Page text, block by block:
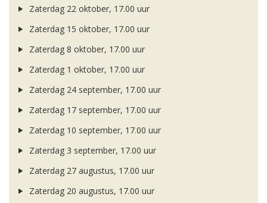
Zaterdag 22 oktober, 17.00 uur
Zaterdag 15 oktober, 17.00 uur
Zaterdag 8 oktober, 17.00 uur
Zaterdag 1 oktober, 17.00 uur
Zaterdag 24 september, 17.00 uur
Zaterdag 17 september, 17.00 uur
Zaterdag 10 september, 17.00 uur
Zaterdag 3 september, 17.00 uur
Zaterdag 27 augustus, 17.00 uur
Zaterdag 20 augustus, 17.00 uur